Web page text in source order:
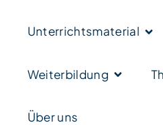
Unterrichtsmaterial
Weiterbildung
Über uns